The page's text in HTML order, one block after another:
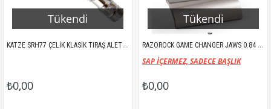
Tükendi
KATZE SRH77 ÇELİK KLASİK TIRAŞ ALETİ SAPI
₺0,00
Tükendi
RAZOROCK GAME CHANGER JAWS 0.84 KLASİK TIRAŞ ALETİ BAŞLIK SETİ
SAP İÇERMEZ, SADECE BAŞLIK
₺0,00